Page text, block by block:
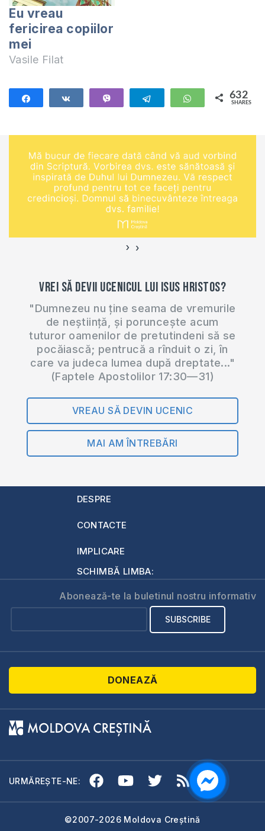
miscarilor-
evanghelice-din-
basarabia-in-
perioada-tarista-
1812-1917-pdf/
Eu vreau
fericirea copiilor
mei
Vasile Filat
Telegram WhatsApp
632
SHARES
‹ ›
Vrei să devii ucenicul lui Isus Hristos?
"Dumnezeu nu ține seama de vremurile
de neștiință, și poruncește acum
tuturor oamenilor de pretutindeni să se
pocăiască; pentrucă a rînduit o zi, în
care va judeca lumea după dreptate..."
(Faptele Apostolilor 17:30—31)
VREAU SĂ DEVIN UCENIC
MAI AM ÎNTREBĂRI
DESPRE
CONTACTE
IMPLICARE
SCHIMBĂ LIMBA:
Abonează-te la buletinul nostru informativ
DONEAZĂ
URMĂREȘTE-NE:
©2007-2026 Moldova Creștină